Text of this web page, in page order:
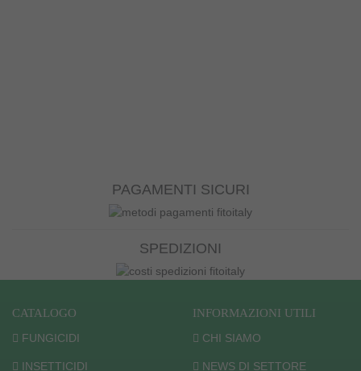
PAGAMENTI SICURI
SPEDIZIONI
CATALOGO
FUNGICIDI
INSETTICIDI
INFORMAZIONI UTILI
CHI SIAMO
NEWS DI SETTORE